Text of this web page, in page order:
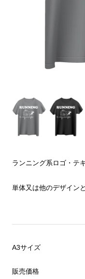
ランニング系ロゴ・テ
単体又は他のデザイン
A3サイズ
販売価格